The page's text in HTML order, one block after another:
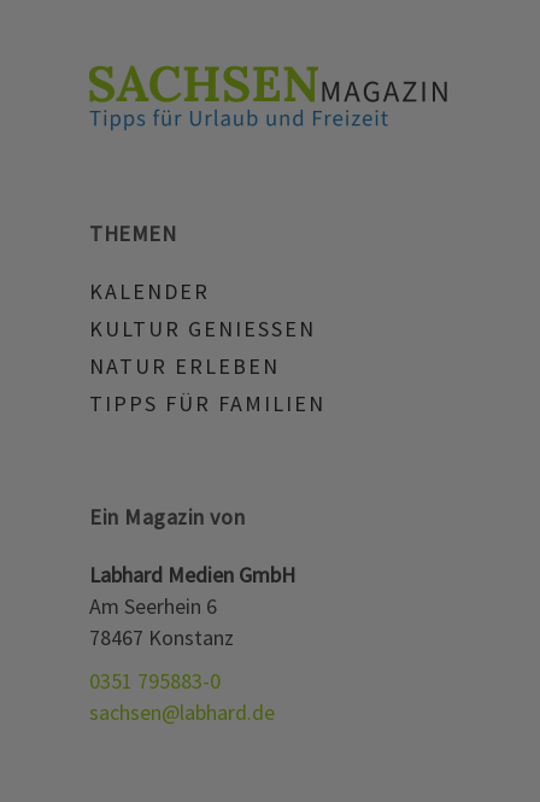
THEMEN
KALENDER
KULTUR GENIESSEN
NATUR ERLEBEN
TIPPS FÜR FAMILIEN
Ein Magazin von
Labhard Medien GmbH
Am Seerhein 6
78467 Konstanz
0351 795883-0
sachsen@labhard.de